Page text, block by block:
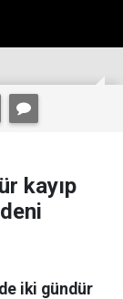
kayıp
iki gündür